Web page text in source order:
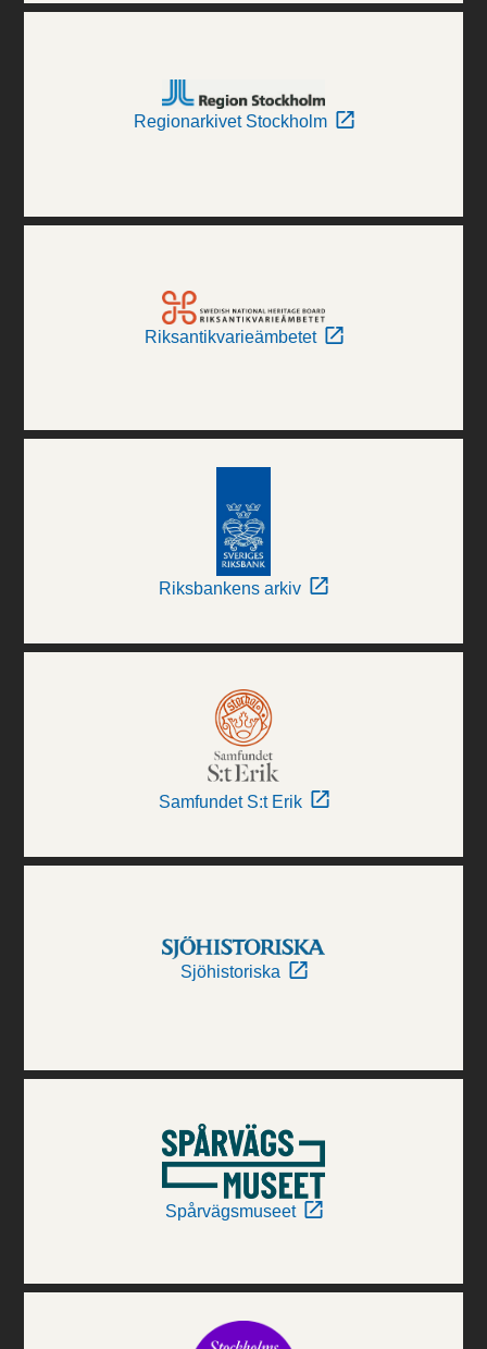
Regionarkivet Stockholm
Riksantikvarieämbetet
Riksbankens arkiv
Samfundet S:t Erik
Sjöhistoriska
Spårvägsmuseet